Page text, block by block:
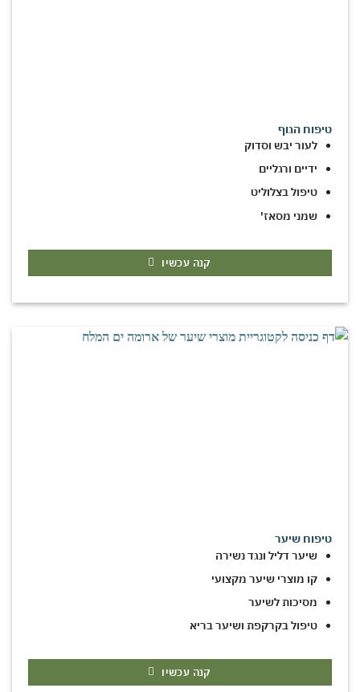
טיפוח הגוף
לעור יבש וסדוק
ידיים ורגליים
טיפול בצלוליט
שמני מסאז'
קנה עכשיו
טיפוח שיער
שיער דליל ונגד נשירה
קו מוצרי שיער מקצועי
מסיכות לשיער
טיפול בקרקפת ושיער בריא
קנה עכשיו